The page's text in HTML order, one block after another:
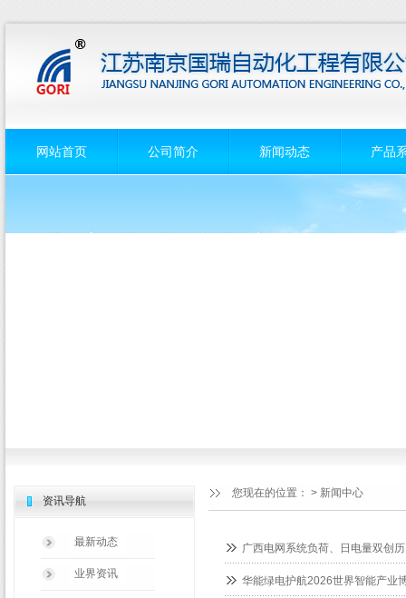
网站首页 公司简介 新闻动态 产品
广西电网系统负荷、日电量双创
华能绿电护航2026世界智能产业
您现在的位置： > 新闻中心
资讯导航
最新动态
业界资讯